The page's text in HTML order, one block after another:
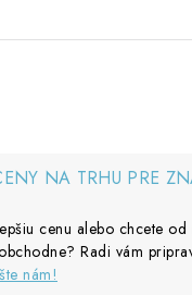
NA TRHU PRE
cenu alebo chcete
Radi vám
nám!